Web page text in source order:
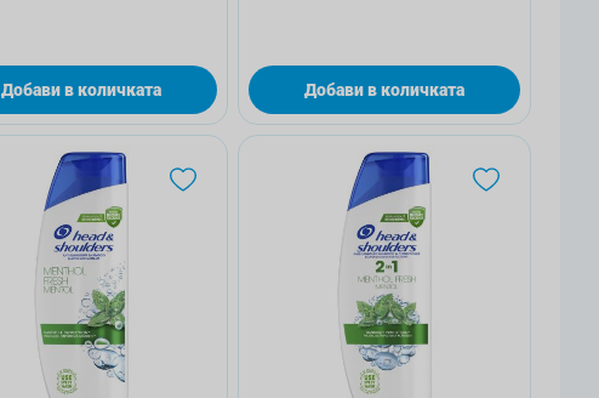
Добави в количката Добави в количката